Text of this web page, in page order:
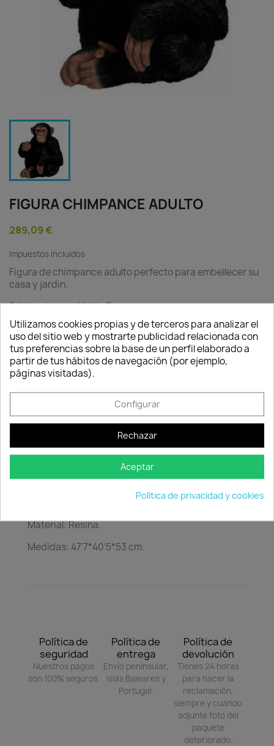
FIGURA CHIMPANCE ADULTO
289,09 €
Impuestos incluidos
Figura de chimpance adulto perfecto para embellecer su
casa y jardin.
Fabricado en la Unión Europea.
Cantidad
 AÑADIR AL CARRITO favorite_border
Detalles del producto
Figura de chimpance adulto perfecto para
embellecer su casa y jardin.
Fabricado en la Unión Europea.
Material: Resina.
Medidas: 47'7*40'5*53 cm.
Política de
seguridad
Nuestros pagos
son 100% seguros.
Política de
entrega
Envío peninsular,
Islas Baleares y
Portugal.
Política de
devolución
Tienes 24 horas
para hacer la
reclamación,
siempre y cuando
adjunte foto del
paquete
deteriorado.
Utilizamos cookies propias y de terceros para analizar el
uso del sitio web y mostrarte publicidad relacionada con
tus preferencias sobre la base de un perfil elaborado a
partir de tus hábitos de navegación (por ejemplo,
páginas visitadas).
Configurar
Rechazar
Aceptar
Política de privacidad y cookies
Consentimiento de cookies